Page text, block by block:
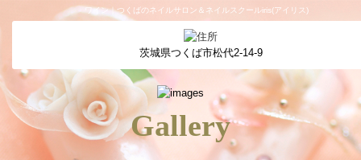
ワイン｜つくばのネイルサロン＆ネイルスクールiris(アイリス)
茨城県つくば市松代2-14-9
Gallery